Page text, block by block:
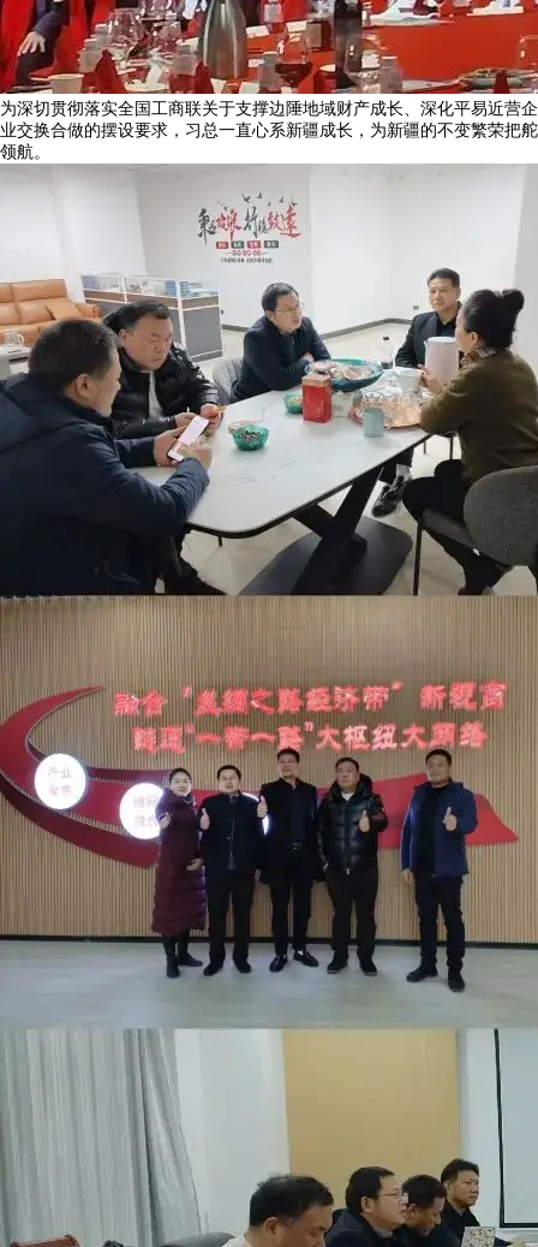
为深切贯彻落实全国工商联关于支撑边陲地域财产成长、深化平易近营企
业交换合做的摆设要求，习总一直心系新疆成长，为新疆的不变繁荣把舵
领航。